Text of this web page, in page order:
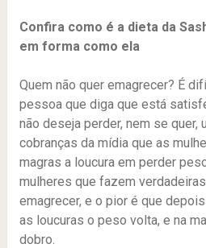
Confira como é a dieta da
em forma como ela
Quem não quer emagrecer? É
pessoa que diga que está
não deseja perder, nem se quer,
cobranças da mídia que as
magras a loucura em perder
mulheres que fazem
emagrecer, e o pior é que
as loucuras o peso volta, e na
dobro.